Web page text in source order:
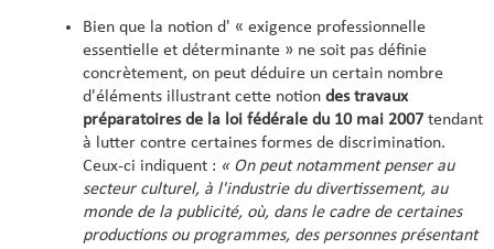
Bien que la notion d' « exigence professionnelle
essentielle et déterminante » ne soit pas définie
concrètement, on peut déduire un certain nombre
d'éléments illustrant cette notion des travaux
préparatoires de la loi fédérale du 10 mai 2007 tendant
à lutter contre certaines formes de discrimination.
Ceux-ci indiquent : « On peut notamment penser au
secteur culturel, à l'industrie du divertissement, au
monde de la publicité, où, dans le cadre de certaines
productions ou programmes, des personnes présentant